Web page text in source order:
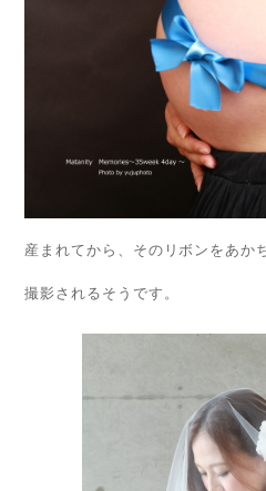
産まれてから、そのリボンをあか
撮影されるそうです。